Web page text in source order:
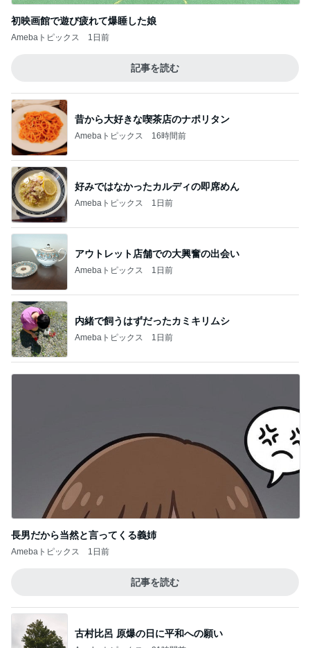
初映画館で遊び疲れて爆睡した娘
Amebaトピックス 1日前
記事を読む
昔から大好きな喫茶店のナポリタン
Amebaトピックス 16時間前
好みではなかったカルディの即席めん
Amebaトピックス 1日前
アウトレット店舗での大興奮の出会い
Amebaトピックス 1日前
内緒で飼うはずだったカミキリムシ
Amebaトピックス 1日前
長男だから当然と言ってくる義姉
Amebaトピックス 1日前
記事を読む
古村比呂 原爆の日に平和への願い